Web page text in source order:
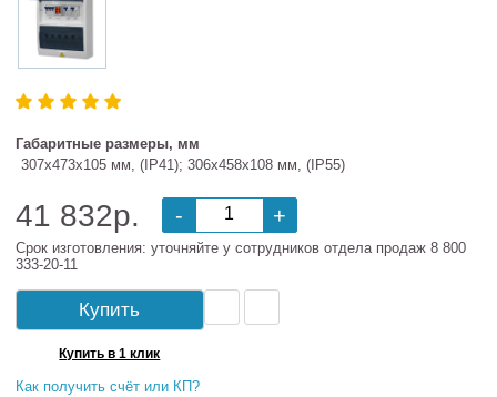
Габаритные размеры, мм
307х473х105 мм, (IP41); 306х458х108 мм, (IP55)
41 832р. - +
Срок изготовления: уточняйте у сотрудников отдела продаж 8 800
333-20-11
Купить
Купить в 1 клик
Как получить счёт или КП?